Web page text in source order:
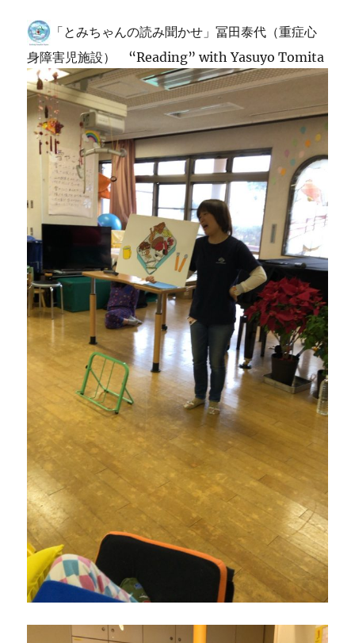
「とみちゃんの読み聞かせ」冨田泰代（重症心
身障害児施設） “Reading” with Yasuyo Tomita